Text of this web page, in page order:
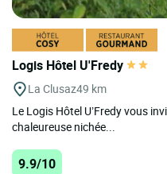
Logis Hôtel U'Fredy
La Clusaz49 km
Le Logis Hôtel U’Fredy vous
chaleureuse nichée...
9.9/10